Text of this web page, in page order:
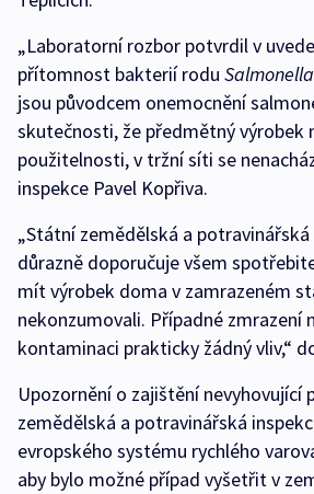
„Laboratorní rozbor potvrdil v
přítomnost bakterií rodu Salmonella
jsou původcem onemocnění
skutečnosti, že předmětný výrobek
použitelnosti, v tržní síti se
inspekce Pavel Kopřiva.
„Státní zemědělská a
důrazně doporučuje všem
mít výrobek doma v zamrazeném
nekonzumovali. Případné zmrazení
kontaminaci prakticky žádný vliv,“
Upozornění o zajištění nevyhovující
zemědělská a potravinářská
evropského systému rychlého
aby bylo možné případ vyšetřit v